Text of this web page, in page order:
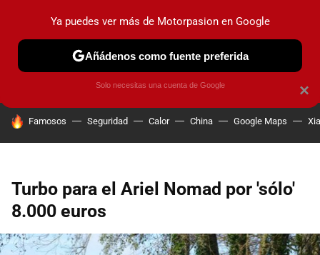
PRUEBAS COCHES ELÉCTRICOS OBSERVATORIO
HOY SE HABLA DE
Famosos Seguridad Calor China Google Maps
Turbo para el Ariel Nomad por 'sólo'
8.000 euros
×
Ya puedes ver más de Motorpasion en Google
Añádenos como fuente preferida
Solo necesitas una cuenta de Google